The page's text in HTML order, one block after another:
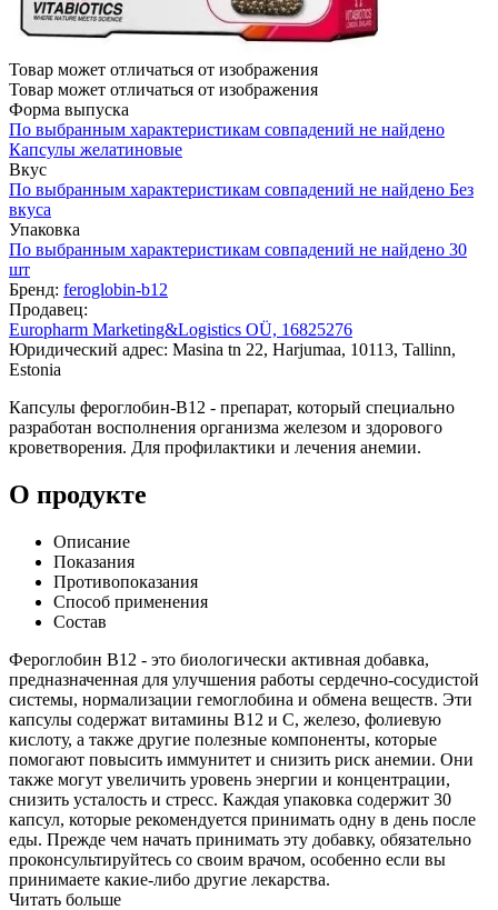
Товар может отличаться от изображения
Товар может отличаться от изображения
Форма выпуска
По выбранным характеристикам совпадений не найдено
Капсулы желатиновые
Вкус
По выбранным характеристикам совпадений не найдено Без
вкуса
Упаковка
По выбранным характеристикам совпадений не найдено 30
шт
Бренд: feroglobin-b12
Продавец:
Europharm Marketing&Logistics OÜ, 16825276
Юридический адрес: Masina tn 22, Harjumaa, 10113, Tallinn,
Estonia
Капсулы фероглобин-В12 - препарат, который специально
разработан восполнения организма железом и здорового
кроветворения. Для профилактики и лечения анемии.
О продукте
Описание
Показания
Противопоказания
Способ применения
Состав
Фероглобин В12 - это биологически активная добавка,
предназначенная для улучшения работы сердечно-сосудистой
системы, нормализации гемоглобина и обмена веществ. Эти
капсулы содержат витамины В12 и С, железо, фолиевую
кислоту, а также другие полезные компоненты, которые
помогают повысить иммунитет и снизить риск анемии. Они
также могут увеличить уровень энергии и концентрации,
снизить усталость и стресс. Каждая упаковка содержит 30
капсул, которые рекомендуется принимать одну в день после
еды. Прежде чем начать принимать эту добавку, обязательно
проконсультируйтесь со своим врачом, особенно если вы
принимаете какие-либо другие лекарства.
Читать больше